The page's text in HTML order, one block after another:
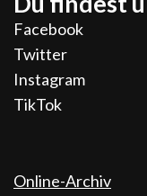
Facebook
Twitter
Instagram
TikTok
Online-Archiv